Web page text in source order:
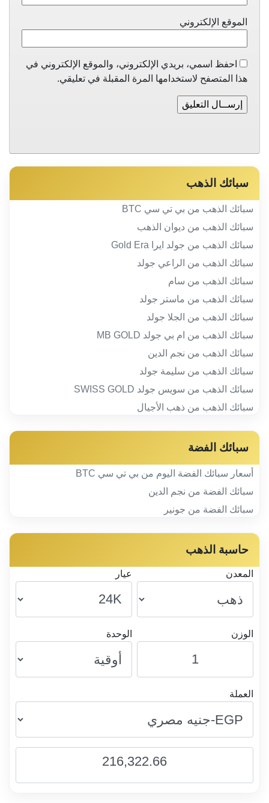
الموقع الإلكتروني
احفظ اسمي، بريدي الإلكتروني، والموقع الإلكتروني في
هذا المتصفح لاستخدامها المرة المقبلة في تعليقي.
سبائك الذهب
سبائك الذهب من بي تي سي BTC
سبائك الذهب من ديوان الذهب
سبائك الذهب من جولد ايرا Gold Era
سبائك الذهب من الراعي جولد
سبائك الذهب من سام
سبائك الذهب من ماستر جولد
سبائك الذهب من الجلا جولد
سبائك الذهب من ام بي جولد MB GOLD
سبائك الذهب من نجم الدين
سبائك الذهب من سليمة جولد
سبائك الذهب من سويس جولد SWISS GOLD
سبائك الذهب من ذهب الأجيال
سبائك الفضة
أسعار سبائك الفضة اليوم من بي تي سي BTC
سبائك الفضة من نجم الدين
سبائك الفضة من جونير
حاسبة الذهب
المعدن عيار
الوزن الوحدة
العملة
216,322.66